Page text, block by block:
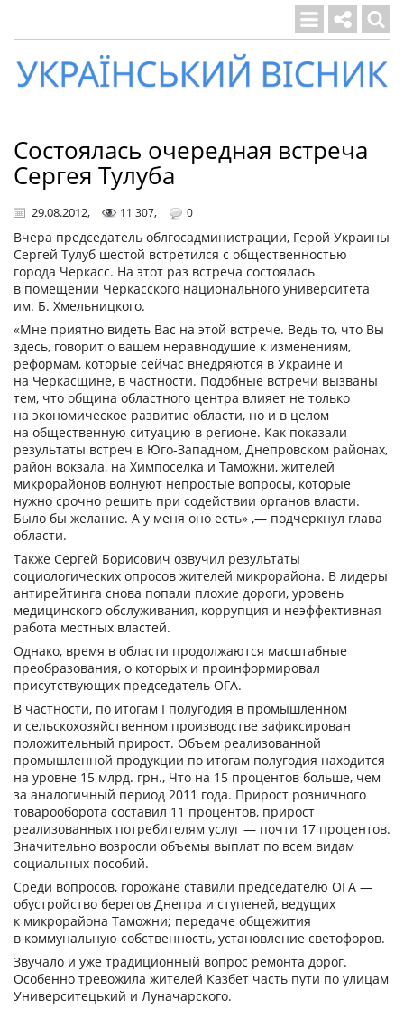
Український
вісник
Состоялась очередная встреча
Сергея Тулуба
29.08.2012, 11 307, 0
Вчера председатель облгосадминистрации, Герой Украины
Сергей Тулуб шестой встретился с общественностью
города Черкасс. На этот раз встреча состоялась
в помещении Черкасского национального университета
им. Б. Хмельницкого.
«Мне приятно видеть Вас на этой встрече. Ведь то, что Вы
здесь, говорит о вашем неравнодушие к изменениям,
реформам, которые сейчас внедряются в Украине и
на Черкасщине, в частности. Подобные встречи вызваны
тем, что община областного центра влияет не только
на экономическое развитие области, но и в целом
на общественную ситуацию в регионе. Как показали
результаты встреч в Юго-Западном, Днепровском районах,
район вокзала, на Химпоселка и Таможни, жителей
микрорайонов волнуют непростые вопросы, которые
нужно срочно решить при содействии органов власти.
Было бы желание. А у меня оно есть» ,— подчеркнул глава
области.
Также Сергей Борисович озвучил результаты
социологических опросов жителей микрорайона. В лидеры
антирейтинга снова попали плохие дороги, уровень
медицинского обслуживания, коррупция и неэффективная
работа местных властей.
Однако, время в области продолжаются масштабные
преобразования, о которых и проинформировал
присутствующих председатель ОГА.
В частности, по итогам I полугодия в промышленном
и сельскохозяйственном производстве зафиксирован
положительный прирост. Объем реализованной
промышленной продукции по итогам полугодия находится
на уровне 15 млрд. грн., Что на 15 процентов больше, чем
за аналогичный период 2011 года. Прирост розничного
товарооборота составил 11 процентов, прирост
реализованных потребителям услуг — почти 17 процентов.
Значительно возросли объемы выплат по всем видам
социальных пособий.
Среди вопросов, горожане ставили председателю ОГА —
обустройство берегов Днепра и ступеней, ведущих
к микрорайона Таможни; передаче общежития
в коммунальную собственность, установление светофоров.
Звучало и уже традиционный вопрос ремонта дорог.
Особенно тревожила жителей Казбет часть пути по улицам
Университецький и Луначарского.